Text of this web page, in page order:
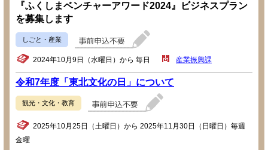
『ふくしまベンチャーアワード2024』ビジネスプラン
を募集します
しごと・産業
2024年10月9日（水曜日）から 毎日 産業振興課
令和7年度「東北文化の日」について
観光・文化・教育
2025年10月25日（土曜日）から 2025年11月30日（日曜日）毎週
金曜